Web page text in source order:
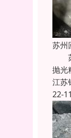
苏州
苏
抛光
江苏
22-